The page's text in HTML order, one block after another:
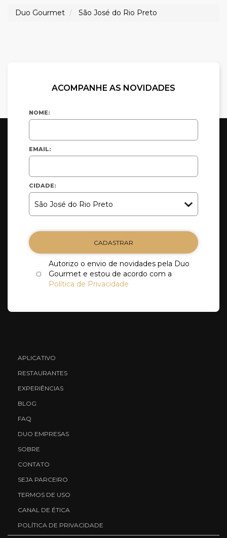
Duo Gourmet São José do Rio Preto
ACOMPANHE AS NOVIDADES
NOME:
EMAIL:
CIDADE:
CADASTRAR
Autorizo o envio de novidades pela Duo
Gourmet e estou de acordo com a
Política de Privacidade
APLICATIVO
RESTAURANTES
EXPERIÊNCIAS
BLOG
FAQ
DUO EMPRESAS
SOBRE
CONTATO
SEJA PARCEIRO
TERMOS DE USO
CANAL DE ÉTICA
POLÍTICA DE PRIVACIDADE